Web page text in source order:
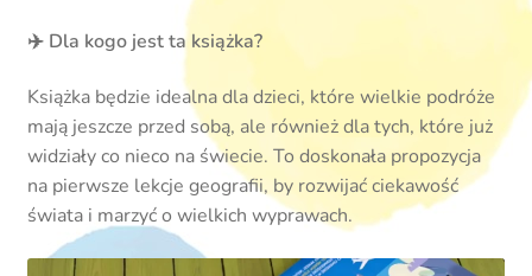
✈️ Dla kogo jest ta książka?
Książka będzie idealna dla dzieci, które wielkie podróże
mają jeszcze przed sobą, ale również dla tych, które już
widziały co nieco na świecie. To doskonała propozycja
na pierwsze lekcje geografii, by rozwijać ciekawość
świata i marzyć o wielkich wyprawach.